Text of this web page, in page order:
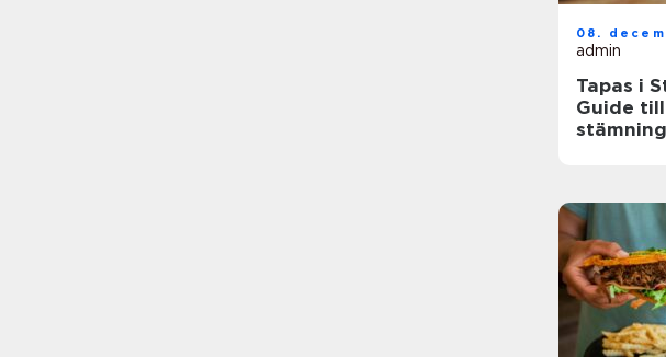
08.
admin
Tapas i
Guide till